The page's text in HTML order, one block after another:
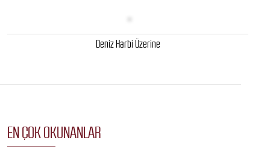
Deniz Harbi Üzerine
EN ÇOK OKUNANLAR